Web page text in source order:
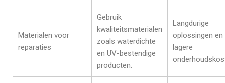
Materialen voor
reparaties
Gebruik
kwaliteitsmaterialen
zoals waterdichte
en UV-bestendige
producten.
Langdurige
oplossingen en
lagere